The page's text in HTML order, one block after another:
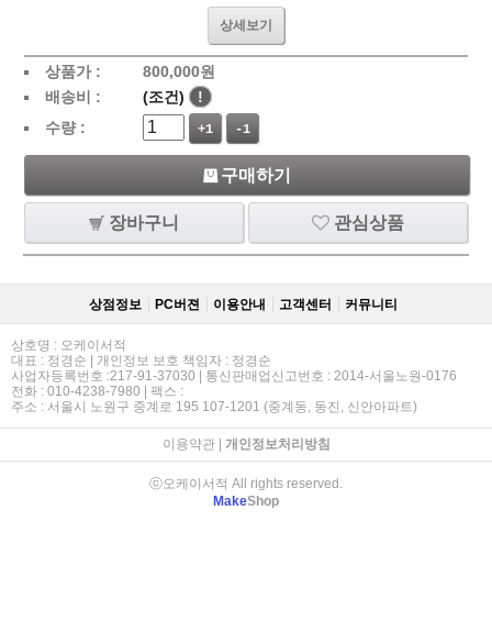
상세보기
상품가 : 800,000원
배송비 :
(조건)
!
수량 :
+1 -1
구매하기
장바구니 관심상품
상점정보 PC버젼 이용안내 고객센터 커뮤니티
상호명 : 오케이서적
대표 : 정경순 | 개인정보 보호 책임자 : 정경순
사업자등록번호 :217-91-37030 | 통신판매업신고번호 : 2014-서울노원-0176
전화 : 010-4238-7980 | 팩스 :
주소 : 서울시 노원구 중계로 195 107-1201 (중계동, 동진, 신안아파트)
이용약관| 개인정보처리방침
ⓒ오케이서적 All rights reserved.
MakeShop